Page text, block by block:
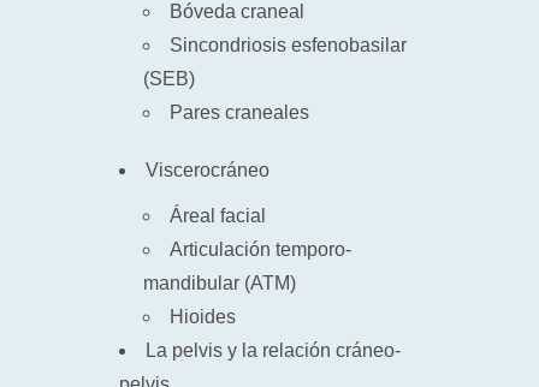
Bóveda craneal
Sincondriosis esfenobasilar
(SEB)
Pares craneales
Viscerocráneo
Áreal facial
Articulación temporo-
mandibular (ATM)
Hioides
La pelvis y la relación cráneo-